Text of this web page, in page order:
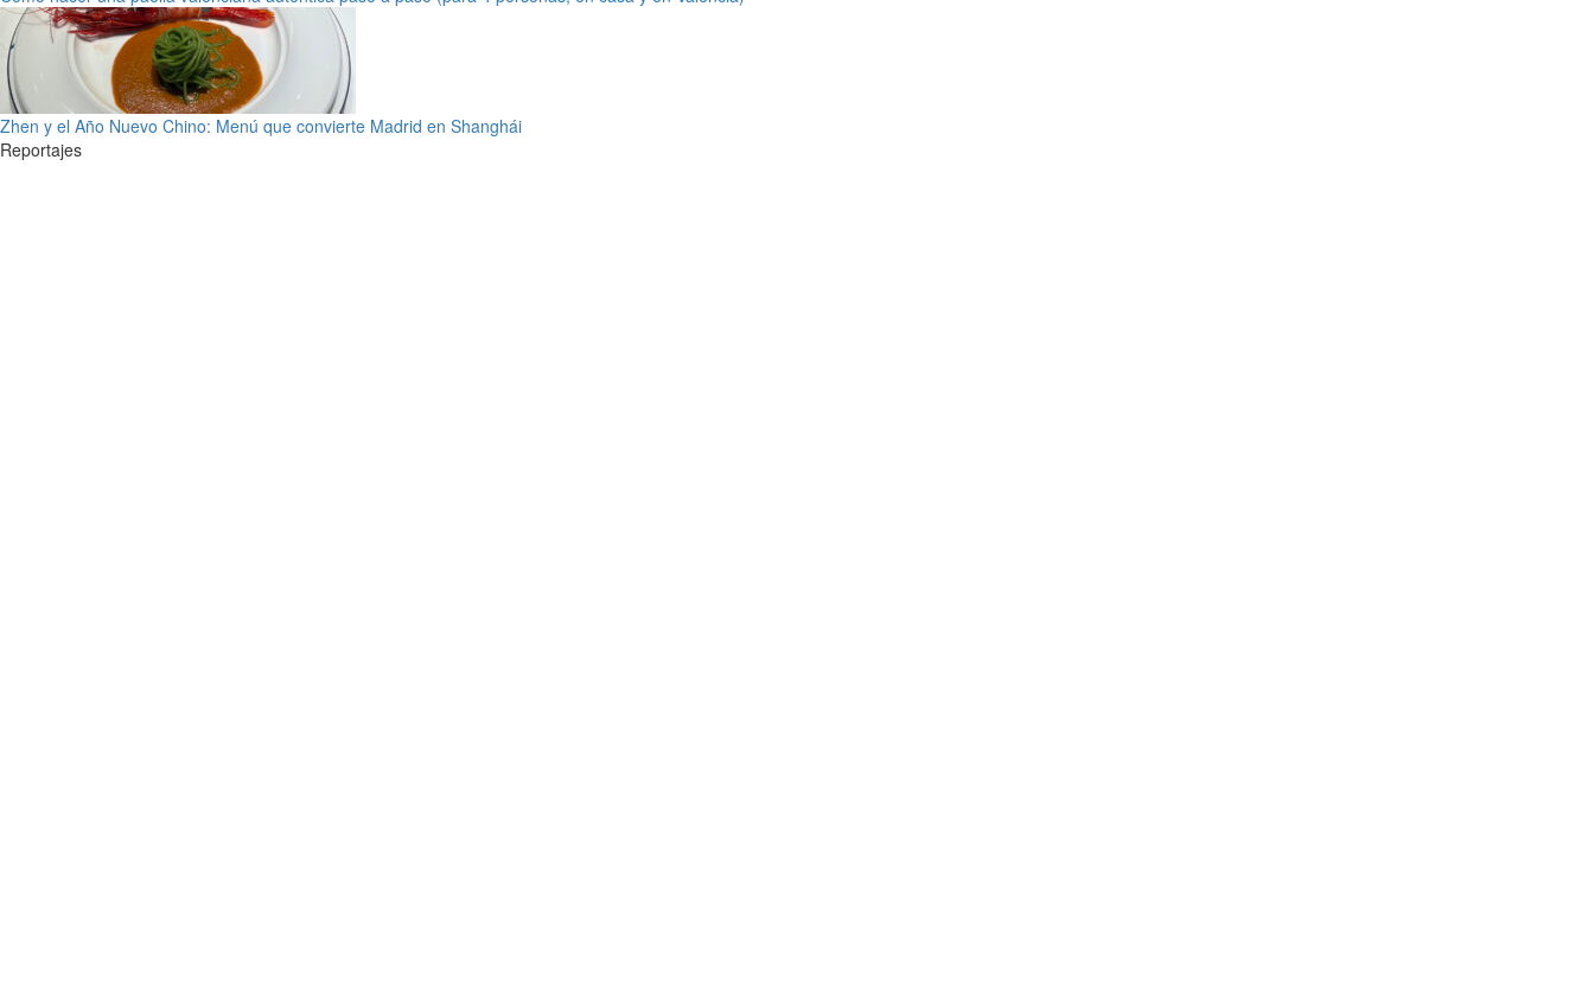
Zhen y el Año Nuevo Chino: Menú que convierte Madrid en Shanghái
Reportajes